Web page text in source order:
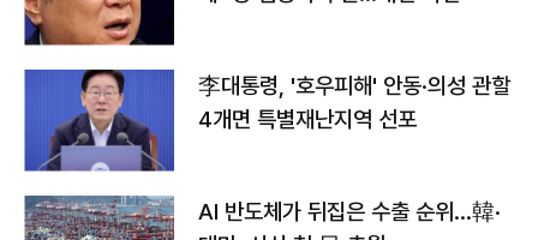
李대통령, '호우피해' 안동·의성 관할
4개면 특별재난지역 선포
AI 반도체가 뒤집은 수출 순위…韓·